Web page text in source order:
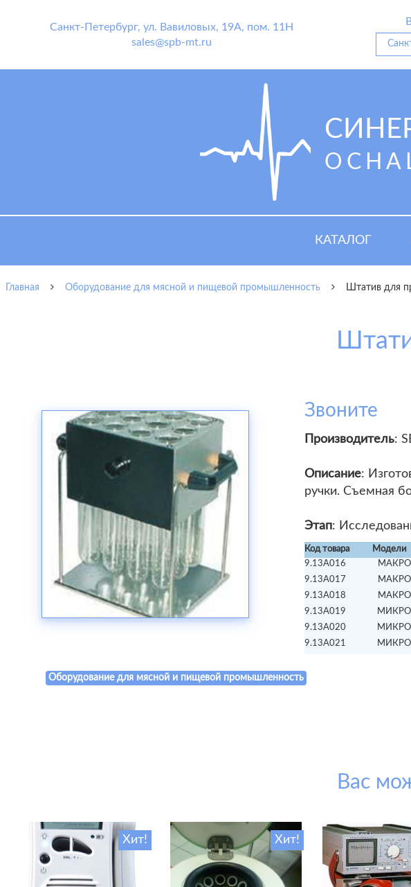
Санкт-Петербург, ул. Вавиловых, 19А, пом. 11Н
sales@spb-mt.ru
КАТАЛОГ
Главная Оборудование для мясной и пищевой промышленность Штатив для
Звоните
Производитель:
Описание:
ручки. Съемная
Этап:
Код товара Модели
9.13А016
МАКРО
9.13А017
МАКРО
9.13А018
МАКРО
9.13А019
МИКРО
9.13А020
МИКРО
9.13А021
МИКРО
Оборудование для мясной и пищевой промышленность
Вас
Хит! Хит!